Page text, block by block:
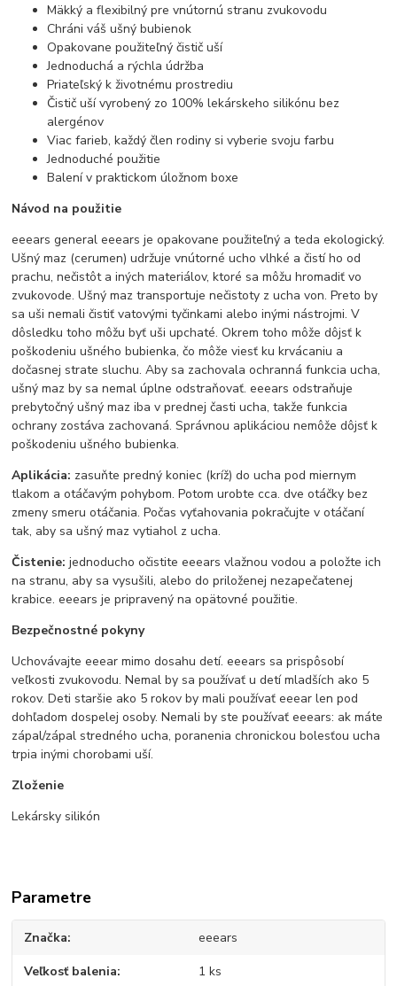
Mäkký a flexibilný pre vnútornú stranu zvukovodu
Chráni váš ušný bubienok
Opakovane použiteľný čistič uší
Jednoduchá a rýchla údržba
Priateľský k životnému prostrediu
Čistič uší vyrobený zo 100% lekárskeho silikónu bez
alergénov
Viac farieb, každý člen rodiny si vyberie svoju farbu
Jednoduché použitie
Balení v praktickom úložnom boxe
Návod na použitie
eeears general eeears je opakovane použiteľný a teda ekologický.
Ušný maz (cerumen) udržuje vnútorné ucho vlhké a čistí ho od
prachu, nečistôt a iných materiálov, ktoré sa môžu hromadiť vo
zvukovode. Ušný maz transportuje nečistoty z ucha von. Preto by
sa uši nemali čistiť vatovými tyčinkami alebo inými nástrojmi. V
dôsledku toho môžu byť uši upchaté. Okrem toho môže dôjsť k
poškodeniu ušného bubienka, čo môže viesť ku krvácaniu a
dočasnej strate sluchu. Aby sa zachovala ochranná funkcia ucha,
ušný maz by sa nemal úplne odstraňovať. eeears odstraňuje
prebytočný ušný maz iba v prednej časti ucha, takže funkcia
ochrany zostáva zachovaná. Správnou aplikáciou nemôže dôjsť k
poškodeniu ušného bubienka.
Aplikácia: zasuňte predný koniec (kríž) do ucha pod miernym
tlakom a otáčavým pohybom. Potom urobte cca. dve otáčky bez
zmeny smeru otáčania. Počas vyťahovania pokračujte v otáčaní
tak, aby sa ušný maz vytiahol z ucha.
Čistenie: jednoducho očistite eeears vlažnou vodou a položte ich
na stranu, aby sa vysušili, alebo do priloženej nezapečatenej
krabice. eeears je pripravený na opätovné použitie.
Bezpečnostné pokyny
Uchovávajte eeear mimo dosahu detí. eeears sa prispôsobí
veľkosti zvukovodu. Nemal by sa používať u detí mladších ako 5
rokov. Deti staršie ako 5 rokov by mali používať eeear len pod
dohľadom dospelej osoby. Nemali by ste používať eeears: ak máte
zápal/zápal stredného ucha, poranenia chronickou bolesťou ucha
trpia inými chorobami uší.
Zloženie
Lekársky silikón
Parametre
Značka eeears
Veľkosť balenia 1 ks